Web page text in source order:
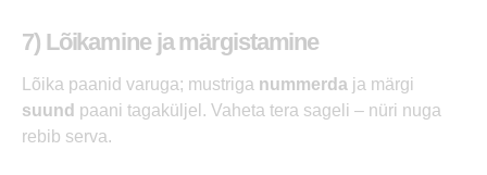
7) Lõikamine ja märgistamine
Lõika paanid varuga; mustriga nummerda ja märgi
suund paani tagaküljel. Vaheta tera sageli – nüri nuga
rebib serva.